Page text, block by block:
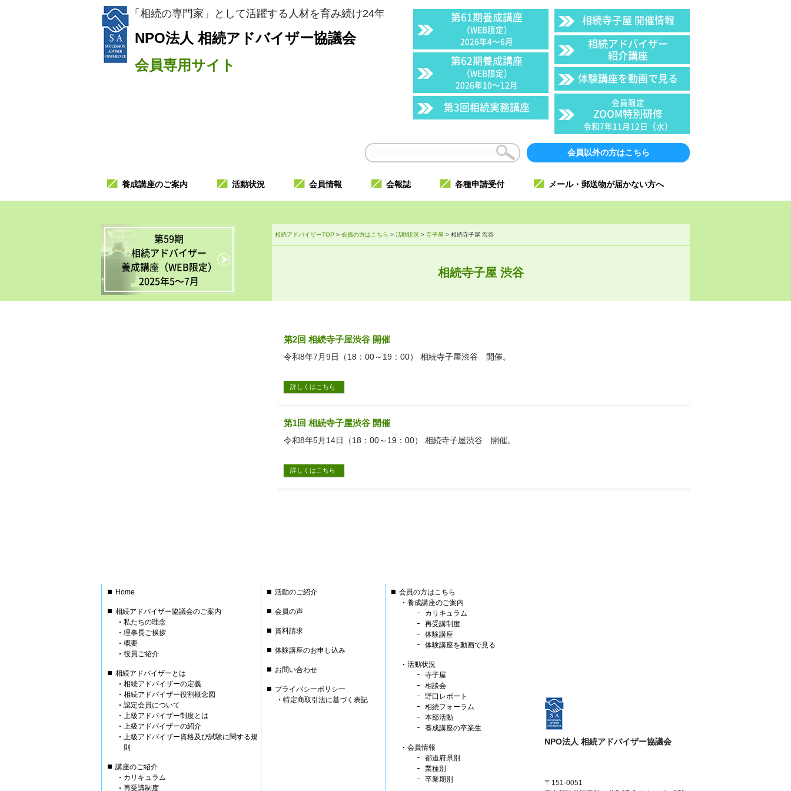
「相続の専門家」として活躍する人材を育み続け24年
NPO法人 相続アドバイザー協議会
会員専用サイト
第61期養成講座
（WEB限定）
2026年4〜6月
第62期養成講座
（WEB限定）
2026年10〜12月
第3回相続実務講座
相続寺子屋 開催情報
相続アドバイザー
紹介講座
体験講座を動画で見る
会員限定
ZOOM特別研修
令和7年11月12日（水）
会員以外の方はこちら
養成講座のご案内 活動状況 会員情報 会報誌 各種申請受付 メール・郵送物が届かない方へ
相続アドバイザーTOP > 会員の方はこちら > 活動状況 > 寺子屋 > 相続寺子屋 渋谷
相続寺子屋 渋谷
第2回 相続寺子屋渋谷 開催
令和8年7月9日（18：00～19：00） 相続寺子屋渋谷 開催。
詳しくはこちら
第1回 相続寺子屋渋谷 開催
令和8年5月14日（18：00～19：00） 相続寺子屋渋谷 開催。
詳しくはこちら
第59期
相続アドバイザー
養成講座（WEB限定）
2025年5〜7月
Home
相続アドバイザー協議会のご案内
私たちの理念
理事長ご挨拶
概要
役員ご紹介
相続アドバイザーとは
相続アドバイザーの定義
相続アドバイザー役割概念図
認定会員について
上級アドバイザー制度とは
上級アドバイザーの紹介
上級アドバイザー資格及び試験に関する規
則
講座のご紹介
カリキュラム
再受講制度
活動のご紹介
会員の声
資料請求
体験講座のお申し込み
お問い合わせ
プライバシーポリシー
特定商取引法に基づく表記
会員の方はこちら
養成講座のご案内
カリキュラム
再受講制度
体験講座
体験講座を動画で見る
活動状況
寺子屋
相談会
野口レポート
相続フォーラム
本部活動
養成講座の卒業生
会員情報
都道府県別
業種別
卒業期別
NPO法人 相続アドバイザー協議会
〒151-0051